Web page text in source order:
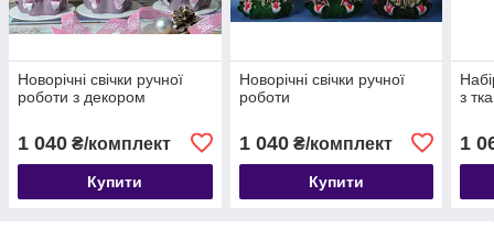
Новорічні свічки ручної
роботи з декором
1 040 ₴/комплект
Купити
Новорічні свічки ручної
роботи
1 040₴/комплект
Купити
з
1